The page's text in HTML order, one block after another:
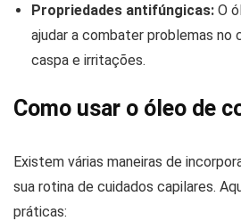
Propriedades antifúngicas: O
ajudar a combater problemas no
caspa e irritações.
Como usar o óleo de
Existem várias maneiras de
sua rotina de cuidados capilares.
práticas: